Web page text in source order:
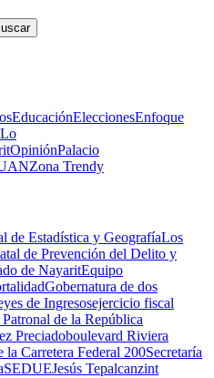
EducaciónEleccionesEnfoque
Lo
OpiniónPalacio
Zona Trendy
de Estadística y GeografíaLos
de Prevención del Delito y
de NayaritEquipo
Gobernatura de dos
de Ingresosejercicio fiscal
de la República
Preciadoboulevard Riviera
la Carretera Federal 200Secretaría
SEDUEJesús Tepalcanzint